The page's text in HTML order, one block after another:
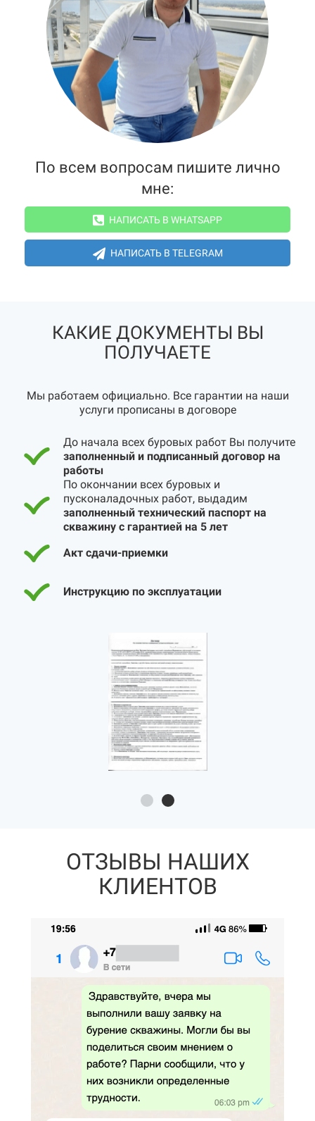
По всем вопросам пишите лично
мне:
НАПИСАТЬ В WHATSAPP
НАПИСАТЬ В TELEGRAM
КАКИЕ ДОКУМЕНТЫ ВЫ
ПОЛУЧАЕТЕ
Мы работаем официально. Все гарантии на наши
услуги прописаны в договоре
До начала всех буровых работ Вы получите
заполненный и подписанный договор на
работы
По окончании всех буровых и
пусконаладочных работ, выдадим
заполненный технический паспорт на
скважину с гарантией на 5 лет
Акт сдачи-приемки
Инструкцию по эксплуатации
ОТЗЫВЫ НАШИХ
КЛИЕНТОВ